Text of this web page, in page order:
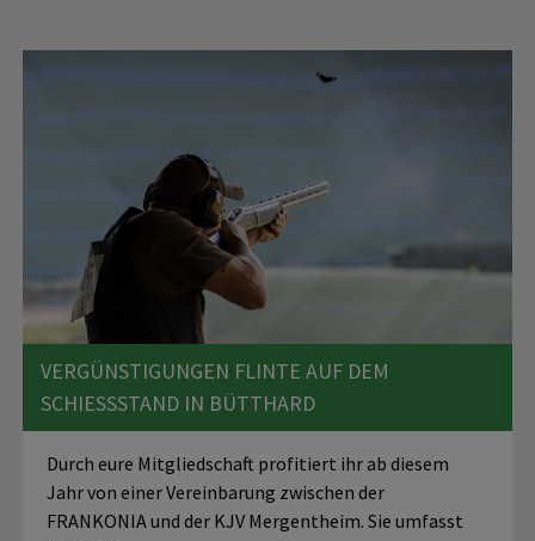
VERGÜNSTIGUNGEN FLINTE AUF DEM
SCHIESSSTAND IN BÜTTHARD
Durch eure Mitgliedschaft profitiert ihr ab diesem
Jahr von einer Vereinbarung zwischen der
FRANKONIA und der KJV Mergentheim. Sie umfasst